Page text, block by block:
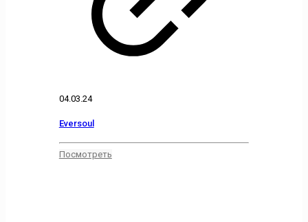
04.03.24
Eversoul
Посмотреть